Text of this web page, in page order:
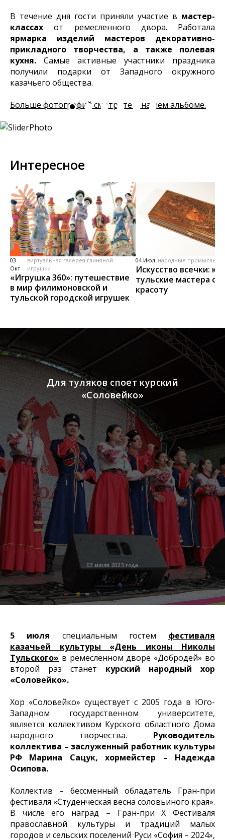
В течение дня гости приняли участие в мастер-
классах от ремесленного двора. Работала
ярмарка изделий мастеров декоративно-
прикладного творчества, а также полевая
кухня. Самые активные участники праздника
получили подарки от Западного окружного
казачьего общества.
Больше фотографий смотрите в нашем альбоме.
Интересное
03
Окт
виртуальная галерея глиняной
игрушки
«Игрушка 360»: путешествие
в мир филимоновской и
тульской городской игрушек
04 Июл народные промыслы,
Искусство всечки: как
тульские мастера
красоту
03 июля 2025 года
Для туляков споет курский
«Соловейко»
5 июля специальным гостем фестиваля
казачьей культуры «День иконы Николы
Тульского» в ремесленном дворе «Добродей» во
второй раз станет курский народный хор
«Соловейко».
Хор «Соловейко» существует с 2005 года в Юго-
Западном государственном университете,
является коллективом Курского областного Дома
народного творчества. Руководитель
коллектива – заслуженный работник культуры
РФ Марина Сацук, хормейстер – Надежда
Осипова.
Коллектив – бессменный обладатель Гран-при
фестиваля «Студенческая весна соловьиного края».
В числе его наград – Гран-при X Фестиваля
православной культуры и традиций малых
городов и сельских поселений Руси «София – 2024»,